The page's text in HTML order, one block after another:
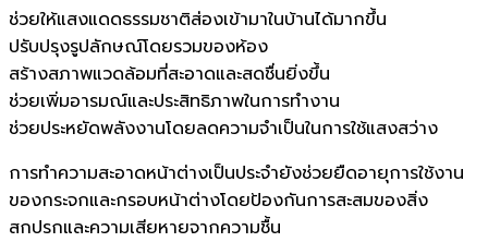
ช่วยให้แสงแดดธรรมชาติส่องเข้ามาในบ้านได้มากขึ้น
ปรับปรุงรูปลักษณ์โดยรวมของห้อง
สร้างสภาพแวดล้อมที่สะอาดและสดชื่นยิ่งขึ้น
ช่วยเพิ่มอารมณ์และประสิทธิภาพในการทำงาน
ช่วยประหยัดพลังงานโดยลดความจำเป็นในการใช้แสงสว่าง
การทำความสะอาดหน้าต่างเป็นประจำยังช่วยยืดอายุการใช้งาน
ของกระจกและกรอบหน้าต่างโดยป้องกันการสะสมของสิ่ง
สกปรกและความเสียหายจากความชื้น